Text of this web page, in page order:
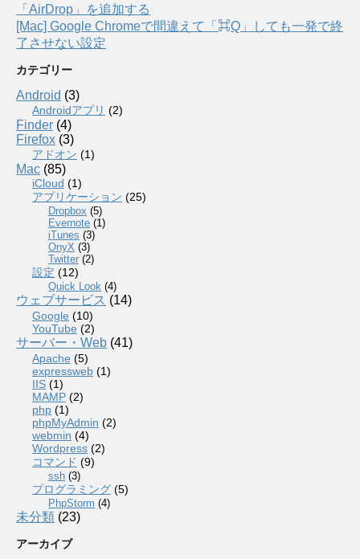
「AirDrop」を追加する
[Mac] Google Chromeで間違えて「⌘Q」しても一発で終
了させない設定
カテゴリー
Android (3)
Androidアプリ (2)
Finder (4)
Firefox (3)
アドオン (1)
Mac (85)
iCloud (1)
アプリケーション (25)
Dropbox (5)
Evernote (1)
iTunes (3)
OnyX (3)
Twitter (2)
設定 (12)
Quick Look (4)
ウェブサービス (14)
Google (10)
YouTube (2)
サーバー・Web (41)
Apache (5)
expressweb (1)
IIS (1)
MAMP (2)
php (1)
phpMyAdmin (2)
webmin (4)
Wordpress (2)
コマンド (9)
ssh (3)
プログラミング (5)
PhpStorm (4)
未分類 (23)
アーカイブ